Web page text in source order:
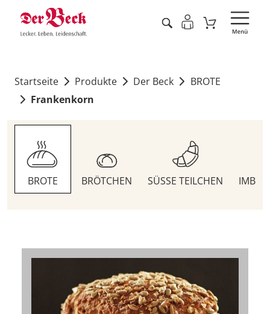
Startseite Produkte Der Beck
BROTE
Frankenkorn
BROTE BRÖTCHEN SÜSSE TEILCHEN